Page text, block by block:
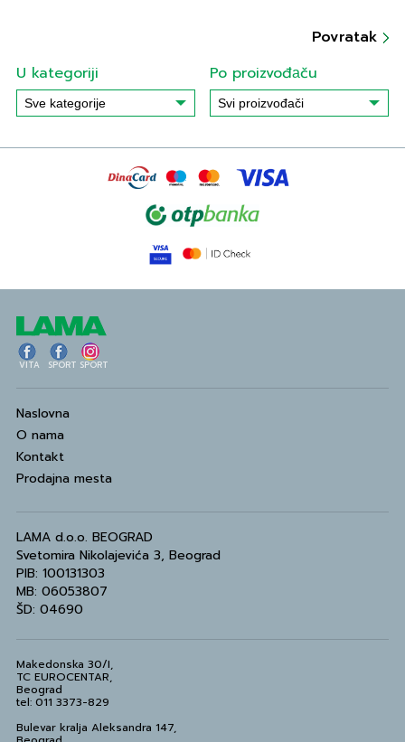
Povratak
U kategoriji
Po proizvođаču
VITA SPORT SPORT
Naslovna
O nama
Kontakt
Prodajna mesta
LAMA d.o.o. BEOGRAD
Svetomira Nikolajevića 3, Beograd
PIB: 100131303
MB: 06053807
ŠD: 04690
Makedonska 30/I,
TC EUROCENTAR,
Beograd
tel: 011 3373-829
Bulevar kralja Aleksandra 147,